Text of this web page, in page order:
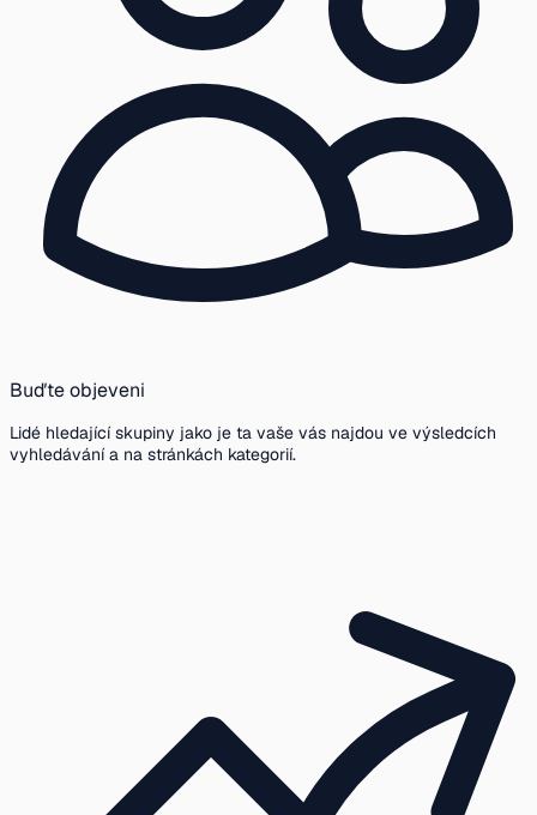
Buďte objeveni
Lidé hledající skupiny jako je ta vaše vás najdou ve výsledcích
vyhledávání a na stránkách kategorií.